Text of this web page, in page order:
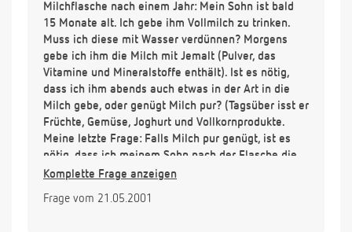
Milchflasche nach einem Jahr: Mein Sohn ist bald
15 Monate alt. Ich gebe ihm Vollmilch zu trinken.
Muss ich diese mit Wasser verdünnen? Morgens
gebe ich ihm die Milch mit Jemalt (Pulver, das
Vitamine und Mineralstoffe enthält). Ist es nötig,
dass ich ihm abends auch etwas in der Art in die
Milch gebe, oder genügt Milch pur? (Tagsüber isst er
Früchte, Gemüse, Joghurt und Vollkornprodukte.
Meine letzte Frage: Falls Milch pur genügt, ist es
nötig, dass ich meinem Sohn nach der Flasche die
Zähne putze? Er ist jeweils sehr müde nach dem
Komplette Frage anzeigen
Frage vom 21.05.2001